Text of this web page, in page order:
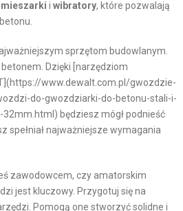
mieszarki i wibratory, które pozwalają
sprzętom budowlanym.
Dzięki [narzędziom
www.dewalt.com.pl/gwozdzie-
do-gwozdziarki-do-betonu-stali-i-
będziesz mógł podnieść
spełniał najważniejsze wymagania
zawodowcem, czy amatorskim
jest kluczowy. Przygotuj się na
Pomogą one stworzyć solidne i